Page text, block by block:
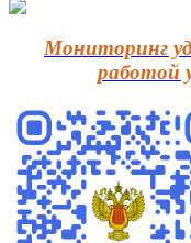
Мониторинг
работой